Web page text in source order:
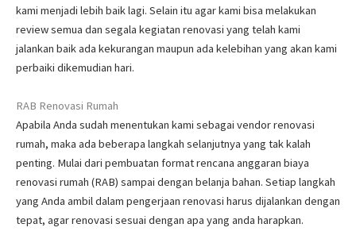
kami menjadi lebih baik lagi. Selain itu agar kami bisa melakukan
review semua dan segala kegiatan renovasi yang telah kami
jalankan baik ada kekurangan maupun ada kelebihan yang akan kami
perbaiki dikemudian hari.
RAB Renovasi Rumah
Apabila Anda sudah menentukan kami sebagai vendor renovasi
rumah, maka ada beberapa langkah selanjutnya yang tak kalah
penting. Mulai dari pembuatan format rencana anggaran biaya
renovasi rumah (RAB) sampai dengan belanja bahan. Setiap langkah
yang Anda ambil dalam pengerjaan renovasi harus dijalankan dengan
tepat, agar renovasi sesuai dengan apa yang anda harapkan.